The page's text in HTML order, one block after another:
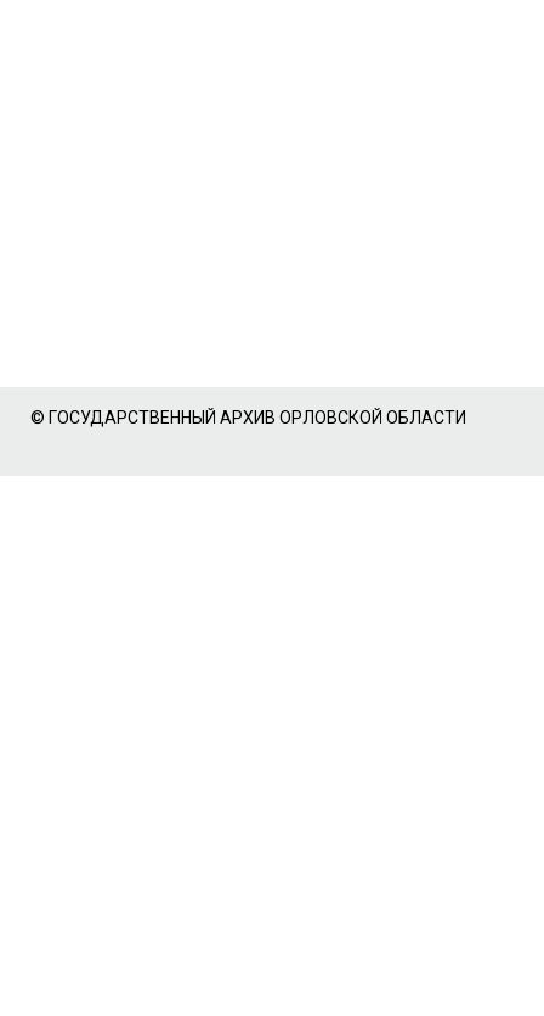
© ГОСУДАРСТВЕННЫЙ АРХИВ ОРЛОВСКОЙ ОБЛАСТИ